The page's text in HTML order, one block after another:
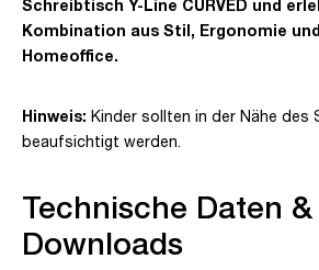
Schreibtisch Y-Line CURVED und
Kombination aus Stil, Ergonomie
Homeoffice.
Hinweis: Kinder sollten in der Nähe des
beaufsichtigt werden.
Technische Daten &
Downloads